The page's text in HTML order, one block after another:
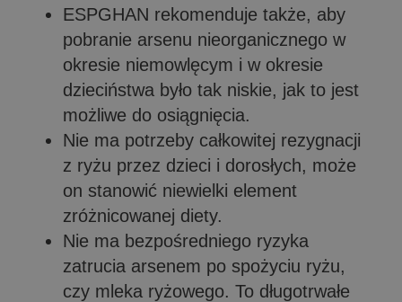
ESPGHAN rekomenduje także, aby
pobranie arsenu nieorganicznego w
okresie niemowlęcym i w okresie
dzieciństwa było tak niskie, jak to jest
możliwe do osiągnięcia.
Nie ma potrzeby całkowitej rezygnacji
z ryżu przez dzieci i dorosłych, może
on stanowić niewielki element
zróżnicowanej diety.
Nie ma bezpośredniego ryzyka
zatrucia arsenem po spożyciu ryżu,
czy mleka ryżowego. To długotrwałe